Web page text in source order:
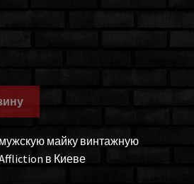
мужскую майку винтажную
в Киеве